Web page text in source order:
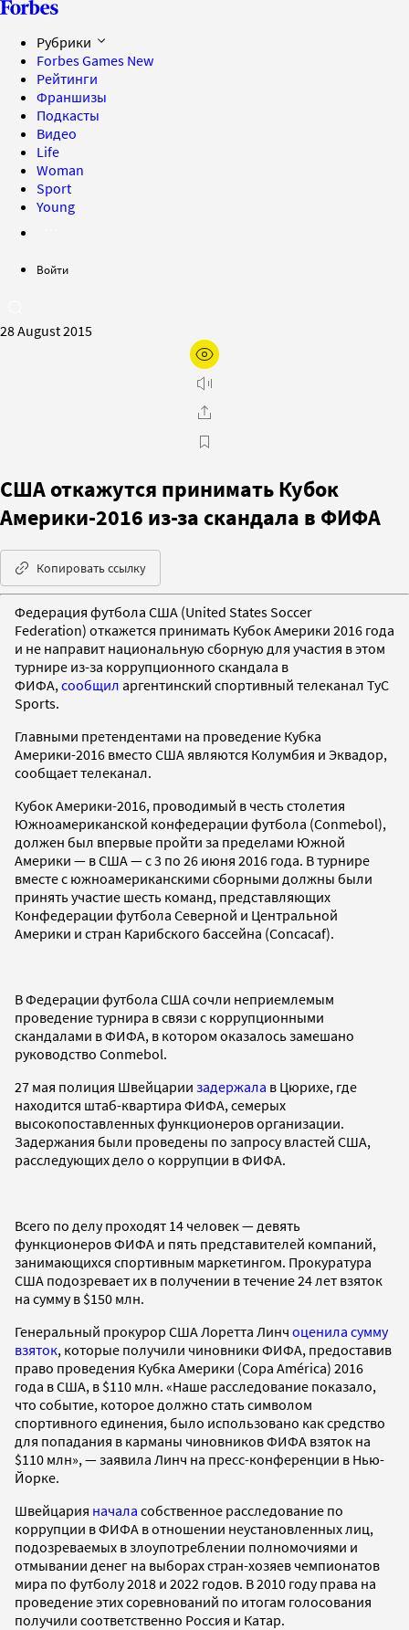
Рубрики
Forbes Games New
Рейтинги
Франшизы
Подкасты
Видео
Life
Woman
Sport
Young
Войти
28 August 2015
США откажутся принимать Кубок
Америки-2016 из-за скандала в ФИФА
Копировать ссылку
Федерация футбола США (United States Soccer
Federation) откажется принимать Кубок Америки 2016 года
и не направит национальную сборную для участия в этом
турнире из-за коррупционного скандала в
ФИФА, сообщил аргентинский спортивный телеканал TyC
Sports.
Главными претендентами на проведение Кубка
Америки-2016 вместо США являются Колумбия и Эквадор,
сообщает телеканал.
Кубок Америки-2016, проводимый в честь столетия
Южноамериканской конфедерации футбола (Conmebol),
должен был впервые пройти за пределами Южной
Америки — в США — с 3 по 26 июня 2016 года. В турнире
вместе с южноамериканскими сборными должны были
принять участие шесть команд, представляющих
Конфедерации футбола Северной и Центральной
Америки и стран Карибского бассейна (Concacaf).
В Федерации футбола США сочли неприемлемым
проведение турнира в связи с коррупционными
скандалами в ФИФА, в котором оказалось замешано
руководство Conmebol.
27 мая полиция Швейцарии задержала в Цюрихе, где
находится штаб-квартира ФИФА, семерых
высокопоставленных функционеров организации.
Задержания были проведены по запросу властей США,
расследующих дело о коррупции в ФИФА.
Всего по делу проходят 14 человек — девять
функционеров ФИФА и пять представителей компаний,
занимающихся спортивным маркетингом. Прокуратура
США подозревает их в получении в течение 24 лет взяток
на сумму в $150 млн.
Генеральный прокурор США Лоретта Линч оценила сумму
взяток, которые получили чиновники ФИФА, предоставив
право проведения Кубка Америки (Copa América) 2016
года в США, в $110 млн. «Наше расследование показало,
что событие, которое должно стать символом
спортивного единения, было использовано как средство
для попадания в карманы чиновников ФИФА взяток на
$110 млн», — заявила Линч на пресс-конференции в Нью-
Йорке.
Швейцария начала собственное расследование по
коррупции в ФИФА в отношении неустановленных лиц,
подозреваемых в злоупотреблении полномочиями и
отмывании денег на выборах стран-хозяев чемпионатов
мира по футболу 2018 и 2022 годов. В 2010 году права на
проведение этих соревнований по итогам голосования
получили соответственно Россия и Катар.